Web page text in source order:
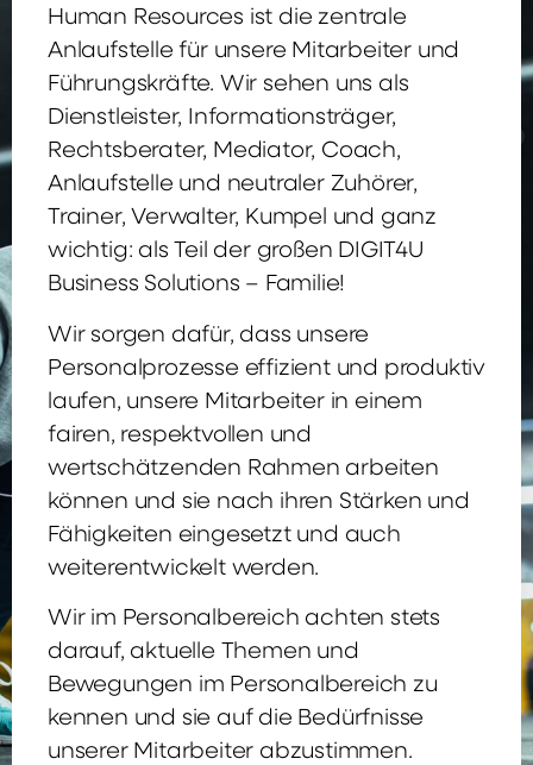
Human Resources ist die zentrale
Anlaufstelle für unsere Mitarbeiter und
Führungskräfte. Wir sehen uns als
Dienstleister, Informationsträger,
Rechtsberater, Mediator, Coach,
Anlaufstelle und neutraler Zuhörer,
Trainer, Verwalter, Kumpel und ganz
wichtig: als Teil der großen DIGIT4U
Business Solutions – Familie!
Wir sorgen dafür, dass unsere
Personalprozesse effizient und produktiv
laufen, unsere Mitarbeiter in einem
fairen, respektvollen und
wertschätzenden Rahmen arbeiten
können und sie nach ihren Stärken und
Fähigkeiten eingesetzt und auch
weiterentwickelt werden.
Wir im Personalbereich achten stets
darauf, aktuelle Themen und
Bewegungen im Personalbereich zu
kennen und sie auf die Bedürfnisse
unserer Mitarbeiter abzustimmen.